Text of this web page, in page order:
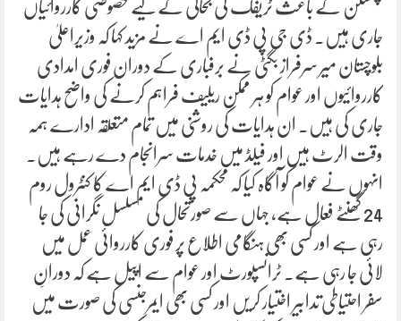
پھسلن کے باعث ٹریفک کی بحالی کے لیے خصوصی کارروائیاں
جاری ہیں۔ ڈی جی پی ڈی ایم اے نے مزید کہا کہ وزیراعلیٰ
بلوچستان میر سرفراز بگٹی نے برفباری کے دوران فوری امدادی
کارروائیوں اور عوام کو ہر ممکن ریلیف فراہم کرنے کی واضح ہدایات
جاری کی ہیں۔ ان ہدایات کی روشنی میں تمام متعلقہ ادارے ہمہ
وقت الرٹ ہیں اور فیلڈ میں خدمات سرانجام دے رہے ہیں۔
انہوں نے عوام کو آگاہ کیا کہ محکمہ پی ڈی ایم اے کا کنٹرول روم
24 گھنٹے فعال ہے، جہاں سے صورتحال کی مسلسل نگرانی کی جا
رہی ہے اور کسی بھی ہنگامی اطلاع پر فوری کارروائی عمل میں
لائی جا رہی ہے۔ ٹرانسپورٹ اور عوام سے اپیل ہے کہ دورانِ
سفر احتیاطی تدابیر اختیار کریں اور کسی بھی ایمرجنسی کی صورت میں